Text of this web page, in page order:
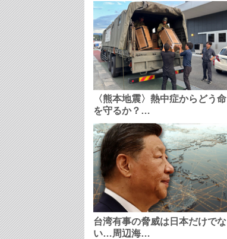
〈熊本地震〉熱中症からどう命
を守るか？…
台湾有事の脅威は日本だけでな
い…周辺海…